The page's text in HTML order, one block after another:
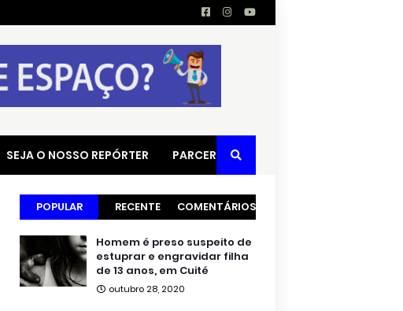
SEJA O NOSSO REPÓRTER PARCERIAS
POPULAR RECENTE COMENTÁRIOS
Homem é preso suspeito de
estuprar e engravidar filha
de 13 anos, em Cuité
outubro 28, 2020